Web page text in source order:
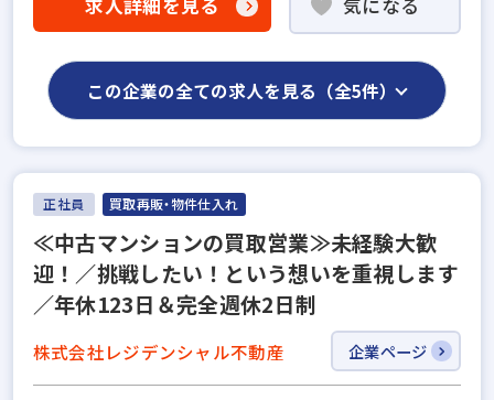
求人詳細を見る 気になる
この企業の全ての求人を見る（全5件）
正社員 買取再販・物件仕入れ
≪中古マンションの買取営業≫未経験大歓
迎！／挑戦したい！という想いを重視します
／年休123日＆完全週休2日制
株式会社レジデンシャル不動産 企業ページ